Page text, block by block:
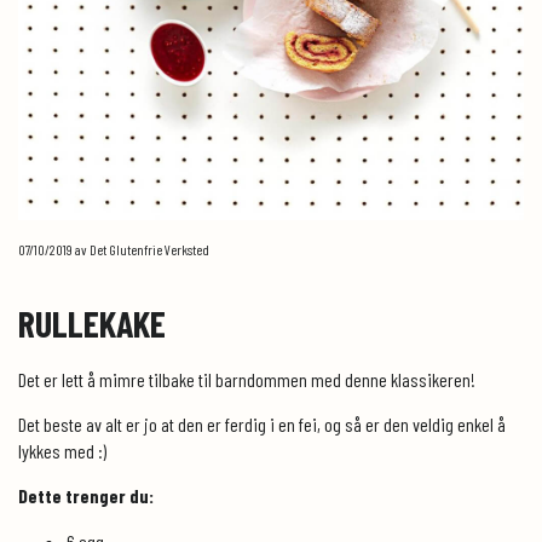
07/10/2019 av Det Glutenfrie Verksted
RULLEKAKE
Det er lett å mimre tilbake til barndommen med denne klassikeren!
Det beste av alt er jo at den er ferdig i en fei, og så er den veldig enkel å
lykkes med :)
Dette trenger du: